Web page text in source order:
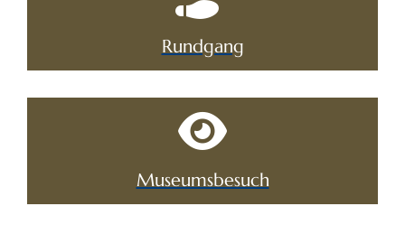
Rundgang
Museumsbesuch